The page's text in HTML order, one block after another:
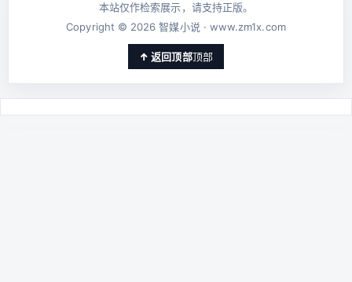
本站仅作检索展示，请支持正版。
Copyright © 2026 智媒小说 · www.zm1x.com
顶部